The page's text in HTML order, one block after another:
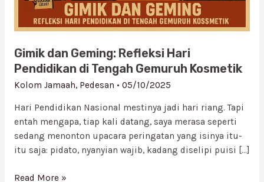
Gimik dan Geming: Refleksi Hari
Pendidikan di Tengah Gemuruh Kosmetik
Kolom Jamaah, Pedesan • 05/10/2025
Hari Pendidikan Nasional mestinya jadi hari riang. Tapi
entah mengapa, tiap kali datang, saya merasa seperti
sedang menonton upacara peringatan yang isinya itu-
itu saja: pidato, nyanyian wajib, kadang diselipi puisi […]
Kosmetik
Read More »